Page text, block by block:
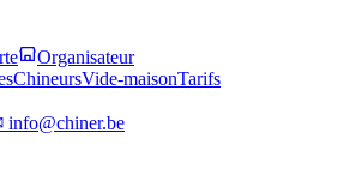
Organisateur
ChineursVide-maisonTarifs
info@chiner.be